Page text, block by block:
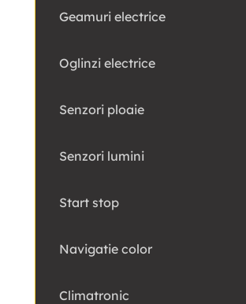
Geamuri electrice
Oglinzi electrice
Senzori ploaie
Senzori lumini
Start stop
Navigatie color
Climatronic